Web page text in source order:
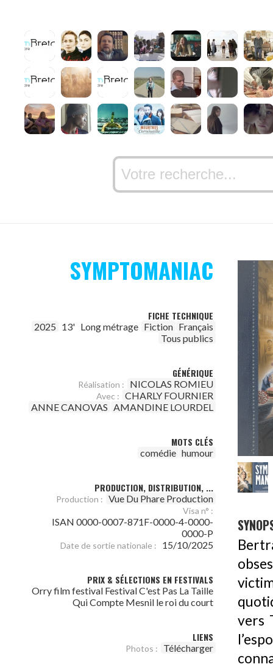
SYMPTOMANIAC
FICHE TECHNIQUE
2025 13' Long métrage Fiction Français
Tous publics
GÉNÉRIQUE
Réalisation : NICOLAS ROMIEU
Avec : CHARLY FOURNIER
ANNE CANOVAS AMANDINE LOURDEL
MOTS CLÉS
comédie humour
PRODUCTION, DISTRIBUTION, ...
Production : Vue Du Phare Production
Visa n° :
ISAN 0000-0007-871F-0000-4-0000-
0000-P
Date de sortie nationale : 15/10/2025
PRIX & SÉLECTIONS EN FESTIVALS
Orry film festival Festival C'est Pas La Taille
Qui Compte Mesnil le roi du court
LIENS
Photos : Télécharger
vers